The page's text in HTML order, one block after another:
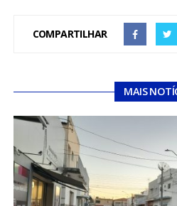
COMPARTILHAR
MAIS